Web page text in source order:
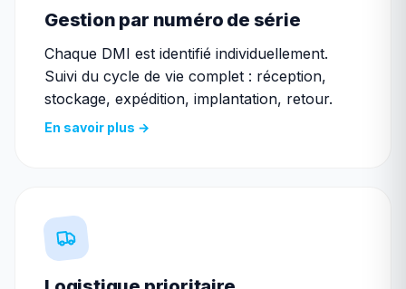
Gestion par numéro de série
Chaque DMI est identifié individuellement.
Suivi du cycle de vie complet : réception,
stockage, expédition, implantation, retour.
En savoir plus →